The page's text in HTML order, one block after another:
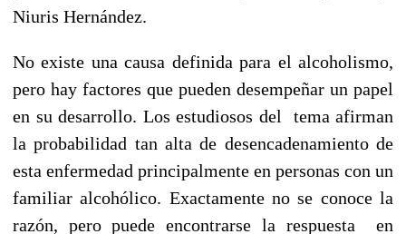
Niuris Hernández.
No existe una causa definida para el alcoholismo,
pero hay factores que pueden desempeñar un papel
en su desarrollo. Los estudiosos del tema afirman
la probabilidad tan alta de desencadenamiento de
esta enfermedad principalmente en personas con un
familiar alcohólico. Exactamente no se conoce la
razón, pero puede encontrarse la respuesta en